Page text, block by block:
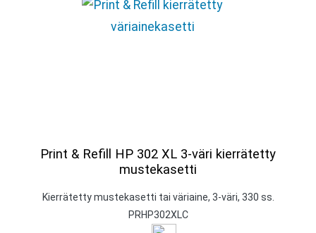
Print & Refill HP 302 XL 3-väri kierrätetty
mustekasetti
Kierrätetty mustekasetti tai väriaine, 3-väri, 330 ss.
PRHP302XLC